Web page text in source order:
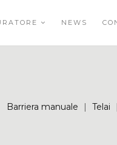
NEWS
Barriera manuale | Telai